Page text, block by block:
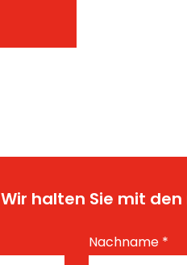
Wir halten Sie mit
Nachname *